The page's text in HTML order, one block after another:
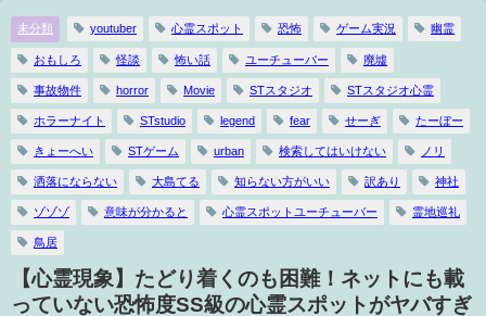
未分類 youtuber 心霊スポット 恐怖 ゲーム実況 幽霊
おもしろ 怪談 怖い話 ユーチューバー 廃墟
事故物件 horror Movie STスタジオ STスタジオ心霊
ホラーナイト STstudio legend fear せーぎ たーぼー
きょーへい STゲーム urban 検索してはいけない ノリ
洒落にならない 大島てる 知らない方がいい 訳あり 神社
ゾゾゾ 意味が分かると 心霊スポットユーチューバー 霊地巡礼
鳥居
【心霊現象】たどり着くのも困難！ネットにも載
っていない恐怖度SS級の心霊スポットがヤバすぎ